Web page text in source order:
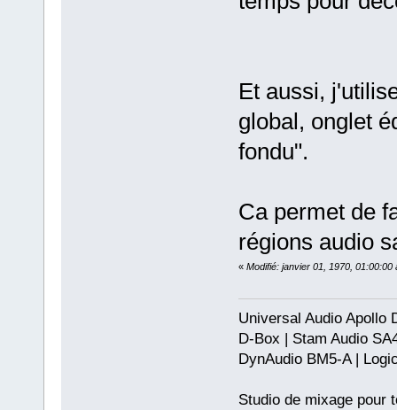
Et aussi,
global, onglet
fondu".
Ca permet de
régions audio
« Modifié: janvier 01, 1970, 01:00:00
Universal Audio Apollo
D-Box | Stam Audio
DynAudio BM5-A |
Studio de mixage pour